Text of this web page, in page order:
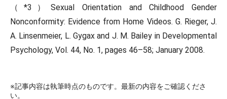
（*3）Sexual Orientation and Childhood Gender
Nonconformity: Evidence from Home Videos. G. Rieger, J.
A. Linsenmeier, L. Gygax and J. M. Bailey in Developmental
Psychology, Vol. 44, No. 1, pages 46–58; January 2008.
※記事内容は執筆時点のものです。最新の内容をご確認くださ
い。